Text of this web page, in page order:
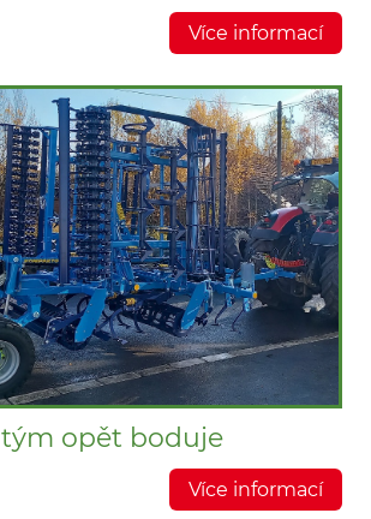
Více informací
opět boduje
Více informací